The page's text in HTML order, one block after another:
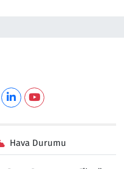
Hava Durumu